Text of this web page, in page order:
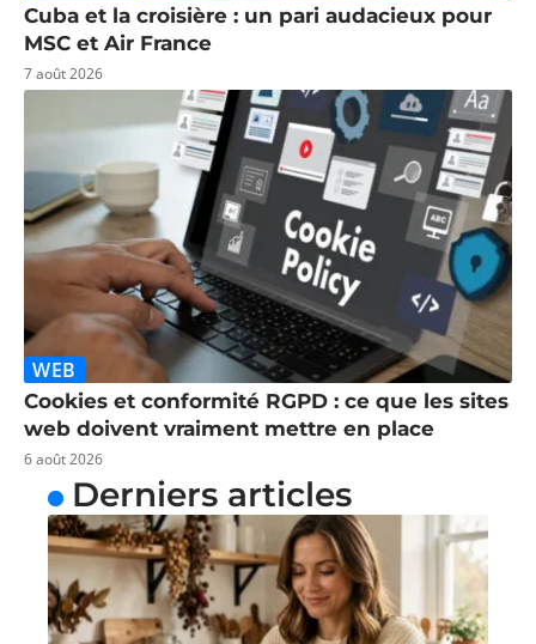
Cuba et la croisière : un pari audacieux pour
MSC et Air France
7 août 2026
WEB
Cookies et conformité RGPD : ce que les sites
web doivent vraiment mettre en place
6 août 2026
Derniers articles